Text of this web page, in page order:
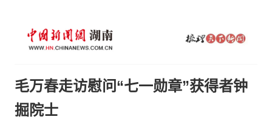
毛万春走访慰问“七一勋章”获得者钟
掘院士